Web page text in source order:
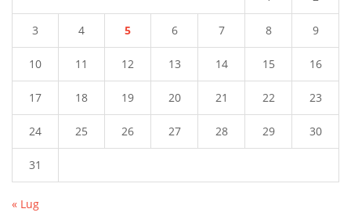
3 4 5 6 7 8 9
10 11 12 13 14 15 16
17 18 19 20 21 22 23
24 25 26 27 28 29 30
31
« Lug